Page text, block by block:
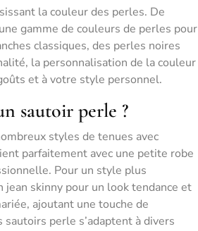
la couleur des perles. De
gamme de couleurs de perles pour
classiques, des perles noires
la personnalisation de la couleur
et à votre style personnel.
sautoir perle ?
styles de tenues avec
parfaitement avec une petite robe
Pour un style plus
skinny pour un look tendance et
ajoutant une touche de
perle s’adaptent à divers